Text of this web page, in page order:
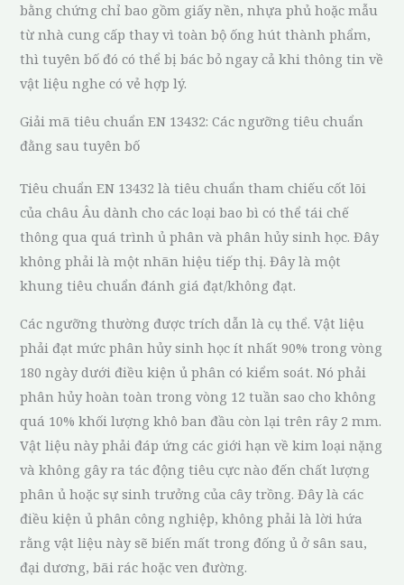
bằng chứng chỉ bao gồm giấy nền, nhựa phủ hoặc mẫu
từ nhà cung cấp thay vì toàn bộ ống hút thành phẩm,
thì tuyên bố đó có thể bị bác bỏ ngay cả khi thông tin về
vật liệu nghe có vẻ hợp lý.
Giải mã tiêu chuẩn EN 13432: Các ngưỡng tiêu chuẩn
đằng sau tuyên bố
Tiêu chuẩn EN 13432 là tiêu chuẩn tham chiếu cốt lõi
của châu Âu dành cho các loại bao bì có thể tái chế
thông qua quá trình ủ phân và phân hủy sinh học. Đây
không phải là một nhãn hiệu tiếp thị. Đây là một
khung tiêu chuẩn đánh giá đạt/không đạt.
Các ngưỡng thường được trích dẫn là cụ thể. Vật liệu
phải đạt mức phân hủy sinh học ít nhất 90% trong vòng
180 ngày dưới điều kiện ủ phân có kiểm soát. Nó phải
phân hủy hoàn toàn trong vòng 12 tuần sao cho không
quá 10% khối lượng khô ban đầu còn lại trên rây 2 mm.
Vật liệu này phải đáp ứng các giới hạn về kim loại nặng
và không gây ra tác động tiêu cực nào đến chất lượng
phân ủ hoặc sự sinh trưởng của cây trồng. Đây là các
điều kiện ủ phân công nghiệp, không phải là lời hứa
rằng vật liệu này sẽ biến mất trong đống ủ ở sân sau,
đại dương, bãi rác hoặc ven đường.